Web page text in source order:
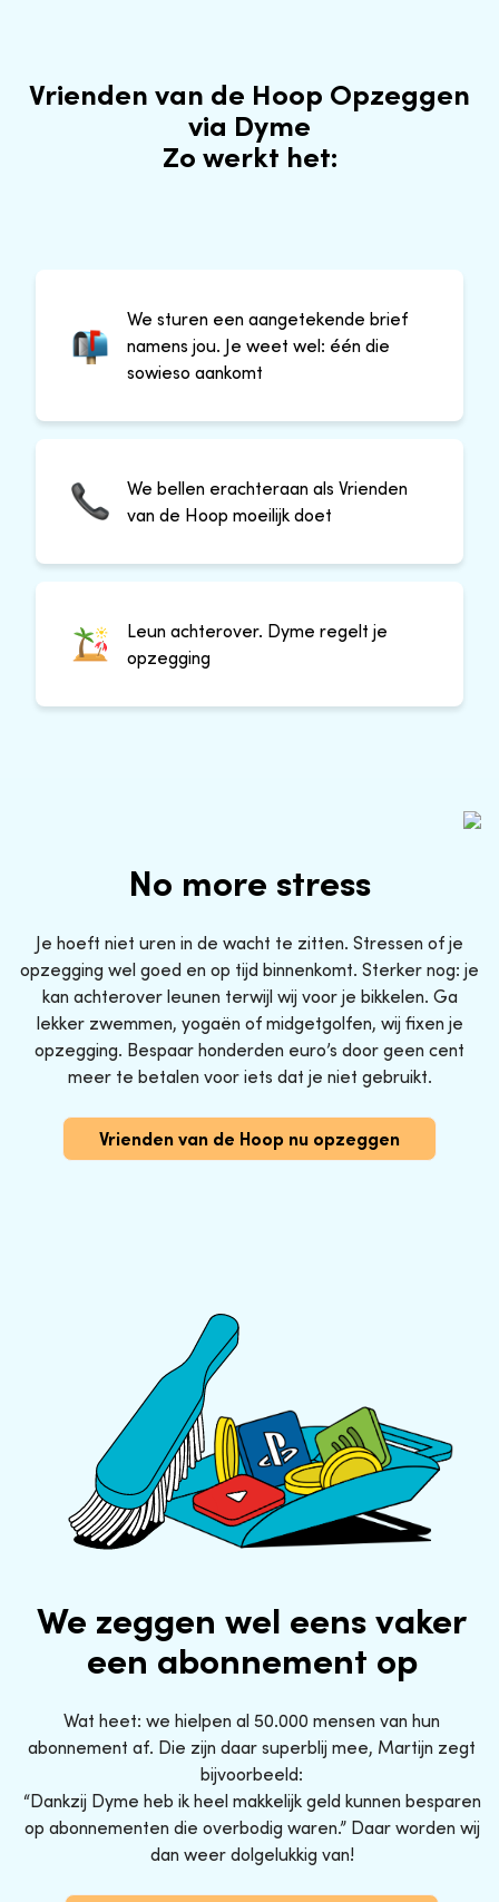
Vrienden van de Hoop Opzeggen
via Dyme
Zo werkt het:
We sturen een aangetekende brief
namens jou. Je weet wel: één die
sowieso aankomt
We bellen erachteraan als Vrienden
van de Hoop moeilijk doet
Leun achterover. Dyme regelt je
opzegging
No more stress
Je hoeft niet uren in de wacht te zitten. Stressen of je
opzegging wel goed en op tijd binnenkomt. Sterker nog: je
kan achterover leunen terwijl wij voor je bikkelen. Ga
lekker zwemmen, yogaën of midgetgolfen, wij fixen je
opzegging. Bespaar honderden euro’s door geen cent
meer te betalen voor iets dat je niet gebruikt.
Vrienden van de Hoop nu opzeggen
We zeggen wel eens vaker
een abonnement op
Wat heet: we hielpen al 50.000 mensen van hun
abonnement af. Die zijn daar superblij mee, Martijn zegt
bijvoorbeeld:
“Dankzij Dyme heb ik heel makkelijk geld kunnen besparen
op abonnementen die overbodig waren.” Daar worden wij
dan weer dolgelukkig van!